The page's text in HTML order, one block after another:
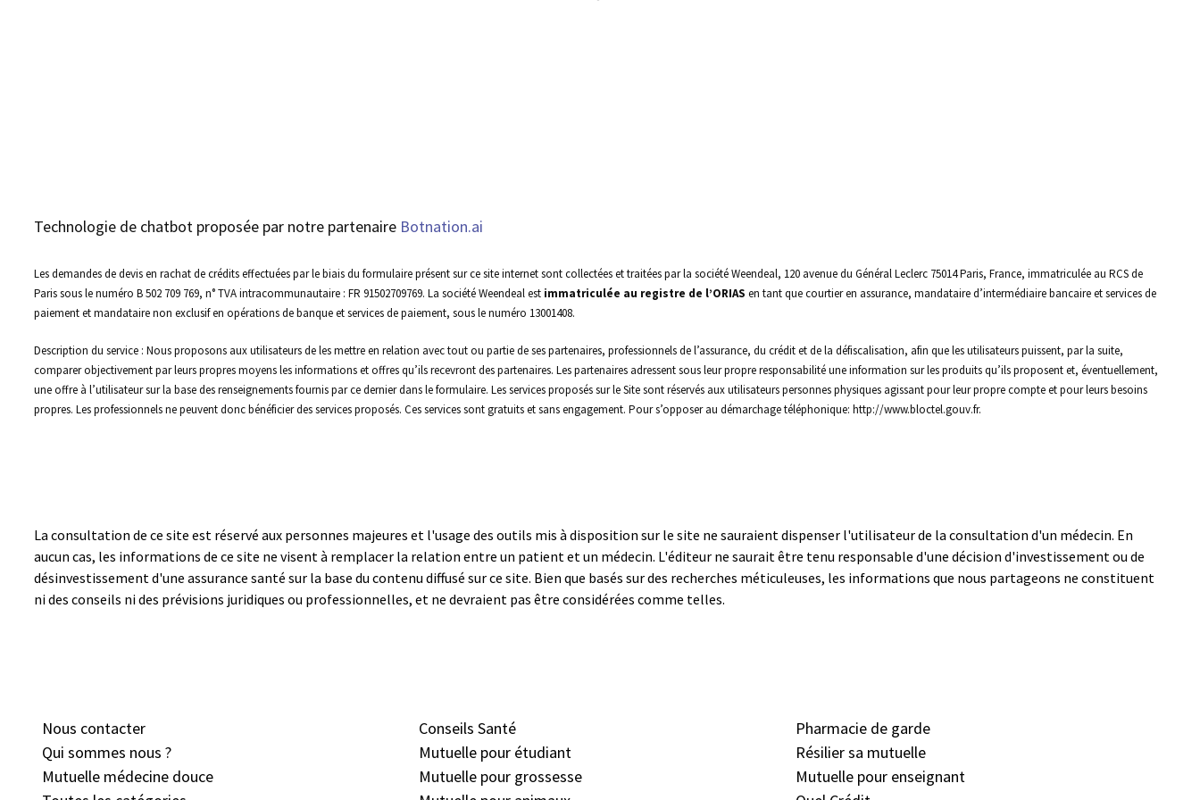
Technologie de chatbot proposée par notre partenaire Botnation.ai
Les demandes de devis en rachat de crédits effectuées par le biais du formulaire présent sur ce site internet sont collectées et traitées par la société Weendeal, 120 avenue du Général Leclerc 75014 Paris, France, immatriculée au RCS de
Paris sous le numéro B 502 709 769, n° TVA intracommunautaire : FR 91502709769. La société Weendeal est immatriculée au registre de l’ORIAS en tant que courtier en assurance, mandataire d’intermédiaire bancaire et services de
paiement et mandataire non exclusif en opérations de banque et services de paiement, sous le numéro 13001408.
Description du service : Nous proposons aux utilisateurs de les mettre en relation avec tout ou partie de ses partenaires, professionnels de l’assurance, du crédit et de la défiscalisation, afin que les utilisateurs puissent, par la suite,
comparer objectivement par leurs propres moyens les informations et offres qu’ils recevront des partenaires. Les partenaires adressent sous leur propre responsabilité une information sur les produits qu’ils proposent et, éventuellement,
une offre à l’utilisateur sur la base des renseignements fournis par ce dernier dans le formulaire. Les services proposés sur le Site sont réservés aux utilisateurs personnes physiques agissant pour leur propre compte et pour leurs besoins
propres. Les professionnels ne peuvent donc bénéficier des services proposés. Ces services sont gratuits et sans engagement. Pour s’opposer au démarchage téléphonique: http://www.bloctel.gouv.fr.
La consultation de ce site est réservé aux personnes majeures et l'usage des outils mis à disposition sur le site ne sauraient dispenser l'utilisateur de la consultation d'un médecin. En
aucun cas, les informations de ce site ne visent à remplacer la relation entre un patient et un médecin. L'éditeur ne saurait être tenu responsable d'une décision d'investissement ou de
désinvestissement d'une assurance santé sur la base du contenu diffusé sur ce site. Bien que basés sur des recherches méticuleuses, les informations que nous partageons ne constituent
ni des conseils ni des prévisions juridiques ou professionnelles, et ne devraient pas être considérées comme telles.
Nous contacter
Qui sommes nous ?
Mutuelle médecine douce
Conseils Santé
Mutuelle pour étudiant
Mutuelle pour grossesse
Pharmacie de garde
Résilier sa mutuelle
Mutuelle pour enseignant